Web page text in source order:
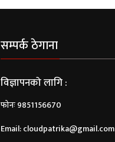
सम्पर्क ठेगाना
विज्ञापनको लागि :
फोनः 9851156670
Email:cloudpatrika@gmail.com